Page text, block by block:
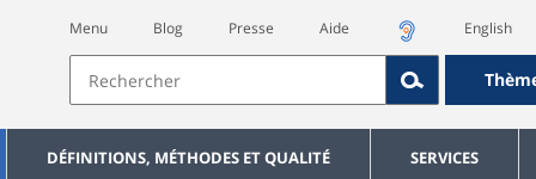
Menu Blog Presse Aide English
DÉFINITIONS, MÉTHODES ET QUALITÉ SERVICES